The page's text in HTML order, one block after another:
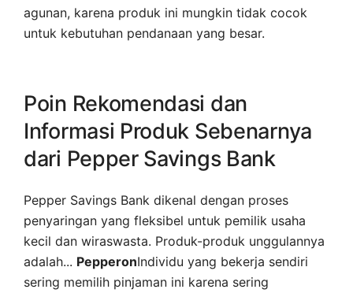
agunan, karena produk ini mungkin tidak cocok
untuk kebutuhan pendanaan yang besar.
Poin Rekomendasi dan
Informasi Produk Sebenarnya
dari Pepper Savings Bank
Pepper Savings Bank dikenal dengan proses
penyaringan yang fleksibel untuk pemilik usaha
kecil dan wiraswasta. Produk-produk unggulannya
adalah... PepperonIndividu yang bekerja sendiri
sering memilih pinjaman ini karena sering